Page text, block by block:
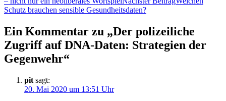
Schutz brauchen sensible Gesundheitsdaten?
Ein Kommentar zu „Der polizeiliche
Zugriff auf DNA-Daten: Strategien der
Gegenwehr“
pit sagt:
20. Mai 2020 um 13:51 Uhr